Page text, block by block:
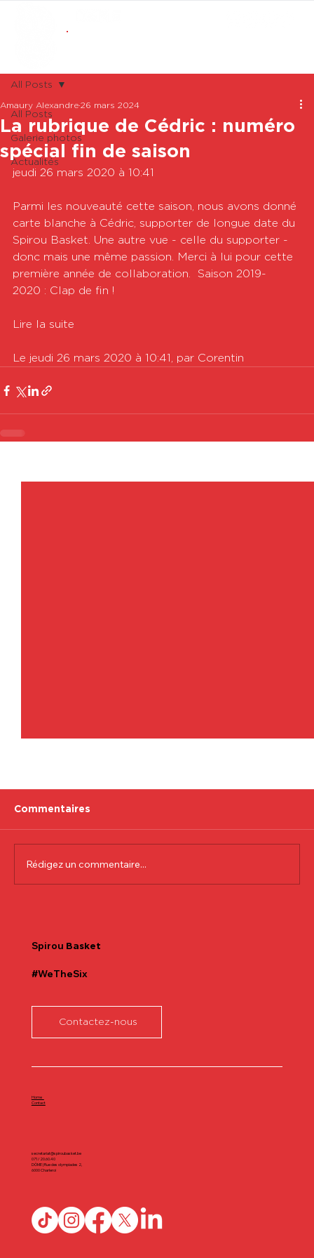
All Posts
Galerie photos
Actualités
All Posts
La rubrique de Cédric : numéro
spécial fin de saison
Amaury Alexandre 26 mars 2024
jeudi 26 mars 2020 à 10:41
Parmi les nouveauté cette saison, nous avons donné
carte blanche à Cédric, supporter de longue date du
Spirou Basket. Une autre vue - celle du supporter -
donc mais une même passion. Merci à lui pour cette
première année de collaboration.  Saison 2019-
2020 : Clap de fin !
Lire la suite
Le jeudi 26 mars 2020 à 10:41, par Corentin
Commentaires
Rédigez un commentaire...
Spirou Basket
#WeTheSix
Contactez-nous
secretariat@spiroubasket.be
071/20.60.40
DÔME | Rue des olympiades 2,
6000 Charleroi
Home
Contact